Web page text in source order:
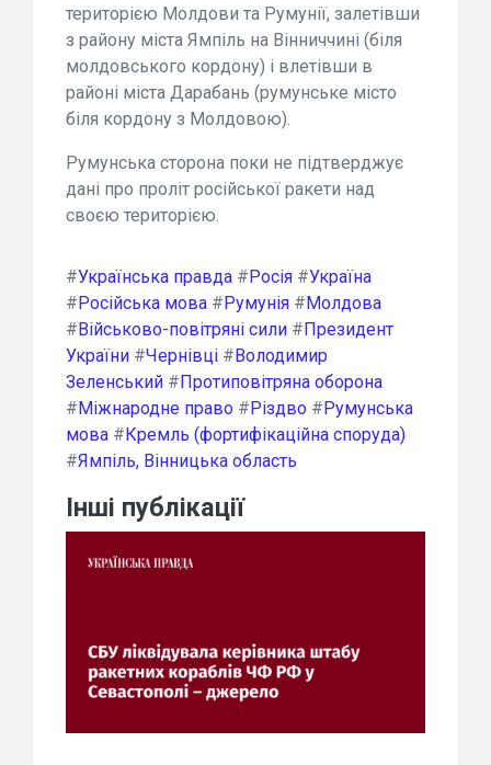
територією Молдови та Румунії, залетівши
з району міста Ямпіль на Вінниччині (біля
молдовського кордону) і влетівши в
районі міста Дарабань (румунське місто
біля кордону з Молдовою).
Румунська сторона поки не підтверджує
дані про проліт російської ракети над
своєю територією.
#Українська правда #Росія #Україна
#Російська мова #Румунія #Молдова
#Військово-повітряні сили #Президент
України #Чернівці #Володимир
Зеленський #Протиповітряна оборона
#Міжнародне право #Різдво #Румунська
мова #Кремль (фортифікаційна споруда)
#Ямпіль, Вінницька область
Інші публікації